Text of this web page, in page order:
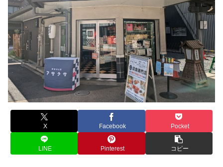
X Facebook Pocket
LINE Pinterest コピー